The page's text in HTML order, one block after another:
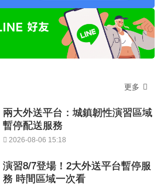
更多
兩大外送平台：城鎮韌性演習區域
暫停配送服務
2026-08-06 15:18
演習8/7登場！2大外送平台暫停服
務 時間區域一次看